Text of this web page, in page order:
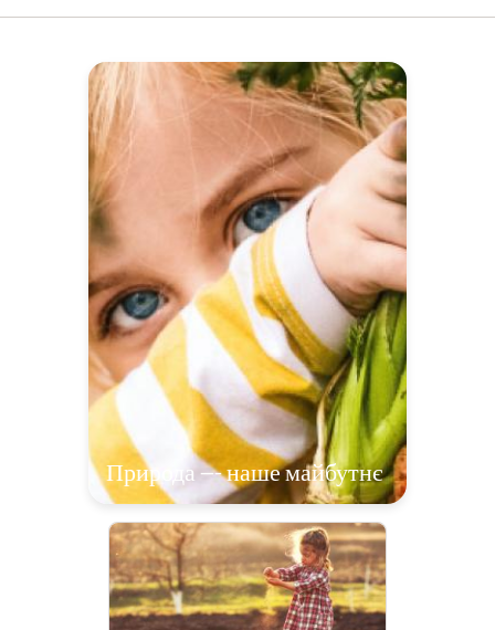
Природа --- наше майбутнє